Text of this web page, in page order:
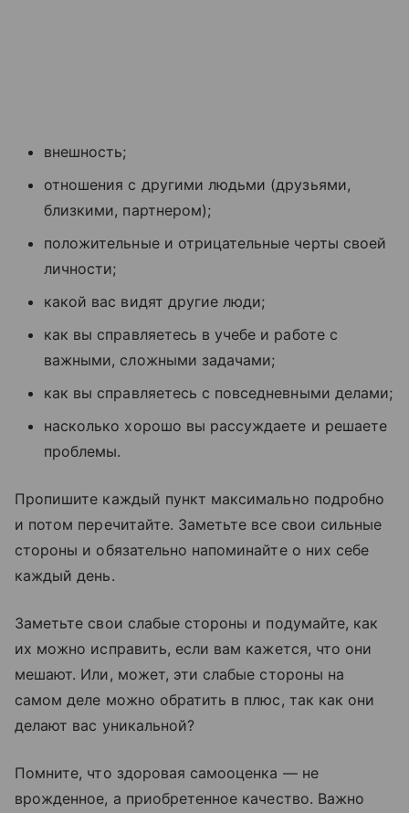
внешность;
отношения с другими людьми (друзьями,
близкими, партнером);
положительные и отрицательные черты своей
личности;
какой вас видят другие люди;
как вы справляетесь в учебе и работе с
важными, сложными задачами;
как вы справляетесь с повседневными делами;
насколько хорошо вы рассуждаете и решаете
проблемы.
Пропишите каждый пункт максимально подробно
и потом перечитайте. Заметьте все свои сильные
стороны и обязательно напоминайте о них себе
каждый день.
Заметьте свои слабые стороны и подумайте, как
их можно исправить, если вам кажется, что они
мешают. Или, может, эти слабые стороны на
самом деле можно обратить в плюс, так как они
делают вас уникальной?
Помните, что здоровая самооценка — не
врожденное, а приобретенное качество. Важно